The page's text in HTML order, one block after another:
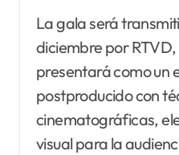
La gala será
diciembre por
presentará como un
postproducido con
cinematográficas,
visual para la